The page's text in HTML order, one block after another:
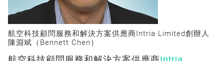
航空科技顧問服務和解決方案供應商Intria Limited創辦人
陳淵斌（Bennett Chen）